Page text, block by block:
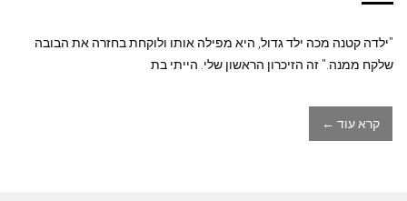
"ילדה קטנה מכה ילד גדול, היא מפילה אותו ולוקחת בחזרה את הבובה
שלקח ממנה." זה הזיכרון הראשון שלי. הייתי בת
קרא עוד ←